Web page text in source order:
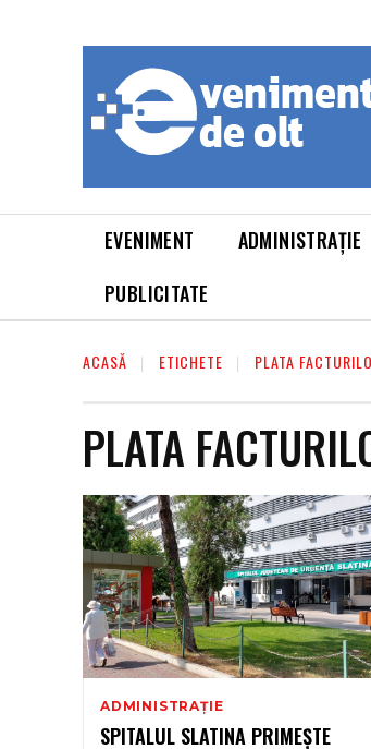
EVENIMENT ADMINISTRAȚIE
PUBLICITATE
ACASĂ ETICHETE PLATA
PLATA
ADMINISTRAȚIE
SPITALUL SLATINA PRIMEȘTE